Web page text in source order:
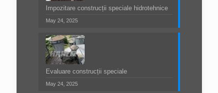
Impozitare construcții speciale hidrotehnice
May 24, 2025
Evaluare construcții speciale
May 24, 2025